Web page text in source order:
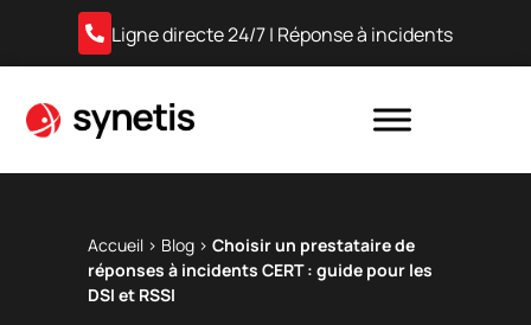
Ligne directe 24/7 | Réponse à incidents
Accueil › Blog › Choisir un prestataire de
réponses à incidents CERT : guide pour les
DSI et RSSI